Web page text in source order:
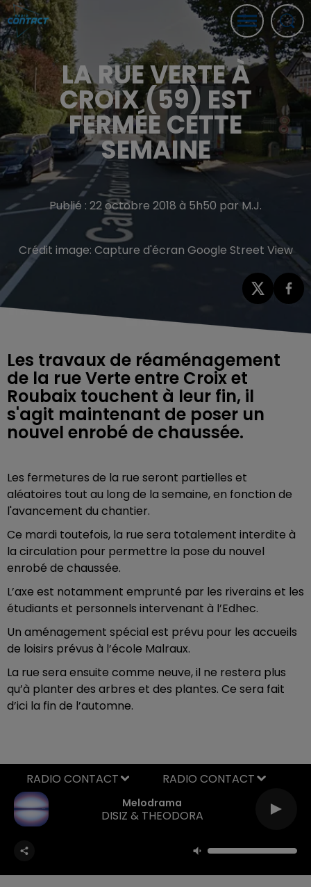
LA RUE VERTE À
CROIX (59) EST
FERMÉE CETTE
SEMAINE
Publié : 22 octobre 2018 à 5h50 par M.J.
Crédit image: Capture d'écran Google Street View
Les travaux de réaménagement
de la rue Verte entre Croix et
Roubaix touchent à leur fin, il
s'agit maintenant de poser un
nouvel enrobé de chaussée.
Les fermetures de la rue seront partielles et
aléatoires tout au long de la semaine, en fonction de
l'avancement du chantier.
Ce mardi toutefois, la rue sera totalement interdite à
la circulation pour permettre la pose du nouvel
enrobé de chaussée.
L’axe est notamment emprunté par les riverains et les
étudiants et personnels intervenant à l’Edhec.
Un aménagement spécial est prévu pour les accueils
de loisirs prévus à l’école Malraux.
La rue sera ensuite comme neuve, il ne restera plus
qu’à planter des arbres et des plantes. Ce sera fait
d’ici la fin de l’automne.
Melodrama
DISIZ & THEODORA
RADIO CONTACT